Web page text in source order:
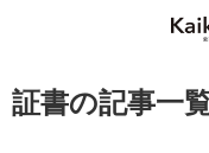
証書の記事一